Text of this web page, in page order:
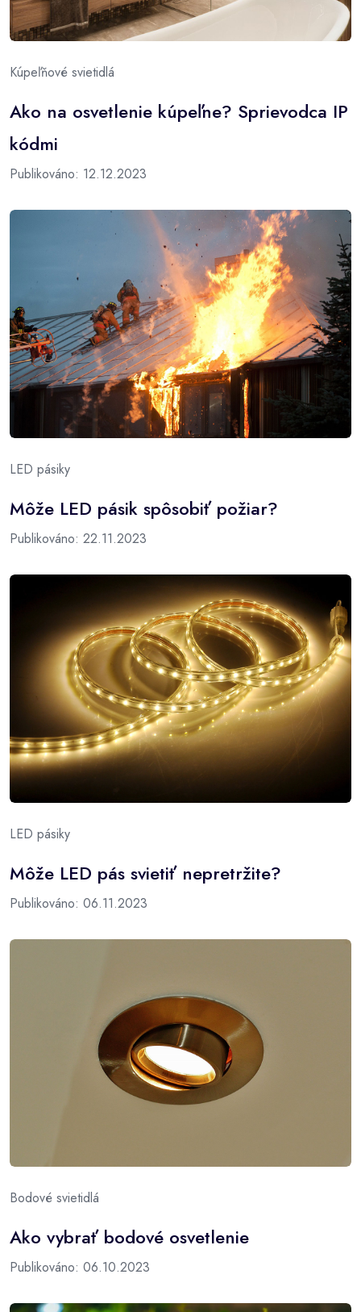
Kúpeľňové svietidlá
Ako na osvetlenie kúpeľne? Sprievodca IP
kódmi
Publikováno: 12.12.2023
LED pásiky
Môže LED pásik spôsobiť požiar?
Publikováno: 22.11.2023
LED pásiky
Môže LED pás svietiť nepretržite?
Publikováno: 06.11.2023
Bodové svietidlá
Ako vybrať bodové osvetlenie
Publikováno: 06.10.2023